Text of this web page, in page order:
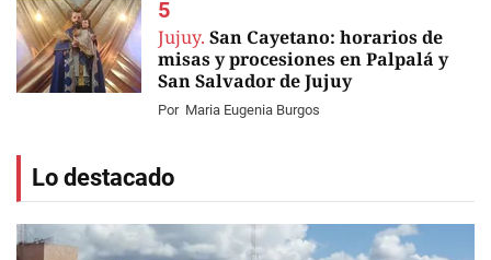
Jujuy. San Cayetano: horarios de
misas y procesiones en Palpalá y
San Salvador de Jujuy
Por Maria Eugenia Burgos
Lo destacado